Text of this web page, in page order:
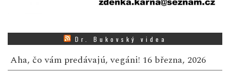
Dr. Bukovský videa
Aha, čo vám predávajú, vegáni! 16 března, 2026